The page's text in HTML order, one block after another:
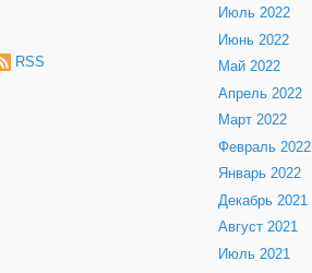
Июль 2022
Июнь 2022
Май 2022
Апрель 2022
Март 2022
Февраль 2022
Январь 2022
Декабрь 2021
Август 2021
Июль 2021
RSS